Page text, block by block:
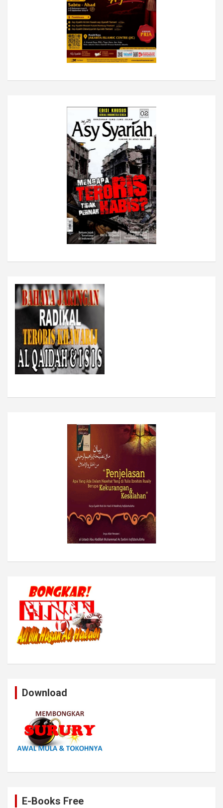
Download
E-Books Free